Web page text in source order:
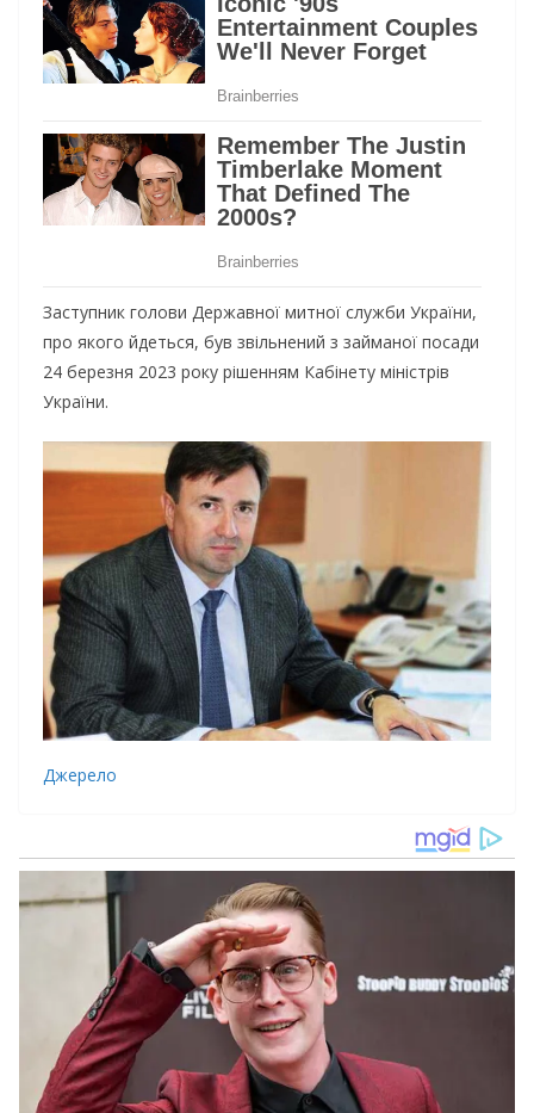
Заступник голови Державної митної служби України,
про якого йдеться, був звільнений з займаної посади
24 березня 2023 року рішенням Кабінету міністрів
України.
Джерело